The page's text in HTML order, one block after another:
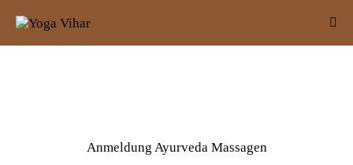
Anmeldung Ayurveda Massagen